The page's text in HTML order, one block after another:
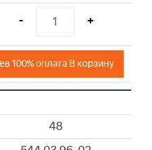
- +
100% оплата В корзину
48